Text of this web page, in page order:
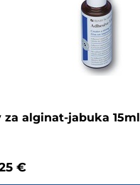
za alginat-jabuka 15ml
€